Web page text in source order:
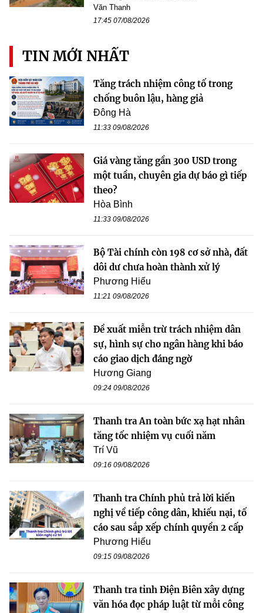
Văn Thanh
17:45 07/08/2026
TIN MỚI NHẤT
Tăng trách nhiệm công tố trong
chống buôn lậu, hàng giả
Đông Hà
11:33 09/08/2026
Giá vàng tăng gần 300 USD trong
một tuần, chuyên gia dự báo gì tiếp
theo?
Hòa Bình
11:33 09/08/2026
Bộ Tài chính còn 198 cơ sở nhà, đất
dôi dư chưa hoàn thành xử lý
Phương Hiếu
11:21 09/08/2026
Đề xuất miễn trừ trách nhiệm dân
sự, hình sự cho ngân hàng khi báo
cáo giao dịch đáng ngờ
Hương Giang
09:24 09/08/2026
Thanh tra An toàn bức xạ hạt nhân
tăng tốc nhiệm vụ cuối năm
Trí Vũ
09:16 09/08/2026
Thanh tra Chính phủ trả lời kiến
nghị về tiếp công dân, khiếu nại, tố
cáo sau sắp xếp chính quyền 2 cấp
Phương Hiếu
09:15 09/08/2026
Thanh tra tỉnh Điện Biên xây dựng
văn hóa đọc pháp luật từ mỗi công